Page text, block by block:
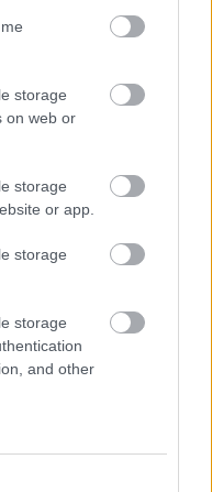
storage
on web or
storage
or app.
storage
storage
and other
που καλείται